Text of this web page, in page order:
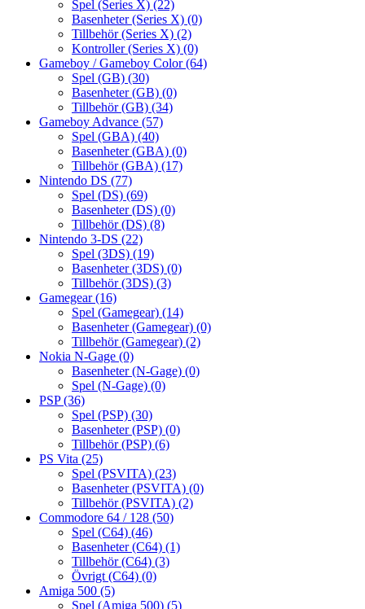
Spel (Series X) (22)
Basenheter (Series X) (0)
Tillbehör (Series X) (2)
Kontroller (Series X) (0)
Gameboy / Gameboy Color(64)
Spel (GB) (30)
Basenheter (GB) (0)
Tillbehör (GB) (34)
Gameboy Advance (57)
Spel (GBA) (40)
Basenheter (GBA) (0)
Tillbehör (GBA) (17)
Nintendo DS (77)
Spel (DS) (69)
Basenheter (DS) (0)
Tillbehör (DS) (8)
Nintendo 3-DS (22)
Spel (3DS) (19)
Basenheter (3DS) (0)
Tillbehör (3DS) (3)
Gamegear(16)
Spel (Gamegear) (14)
Basenheter (Gamegear) (0)
Tillbehör (Gamegear) (2)
Nokia N-Gage (0)
Basenheter (N-Gage) (0)
Spel (N-Gage) (0)
PSP(36)
Spel (PSP) (30)
Basenheter (PSP) (0)
Tillbehör (PSP) (6)
PS Vita (25)
Spel (PSVITA) (23)
Basenheter (PSVITA) (0)
Tillbehör (PSVITA) (2)
Commodore 64 / 128 (50)
Spel (C64) (46)
Basenheter (C64) (1)
Tillbehör (C64) (3)
Övrigt (C64) (0)
Amiga 500 (5)
Spel (Amiga 500) (5)